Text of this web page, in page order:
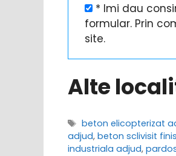
* Imi dau
formular. Prin
site.
Alte
Etichete
beton elicopterizat
adjud, beton sclivisit
industriala adjud,